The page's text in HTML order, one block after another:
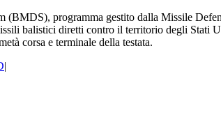
programma gestito dalla Missile
balistici diretti contro il territorio degli Stati
corsa e terminale della testata.
|